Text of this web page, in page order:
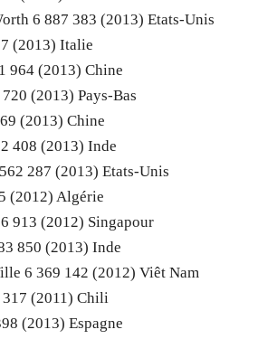
6 887 383 (2013) Etats-Unis
(2013) Italie
964 (2013) Chine
(2013) Pays-Bas
(2013) Chine
408 (2013) Inde
287 (2013) Etats-Unis
(2012) Algérie
913 (2012) Singapour
850 (2013) Inde
6 369 142 (2012) Viêt Nam
317 (2011) Chili
(2013) Espagne